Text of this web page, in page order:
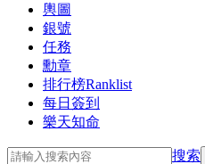
輿圖
銀號
任務
勳章
排行榜Ranklist
每日簽到
樂天知命
搜索